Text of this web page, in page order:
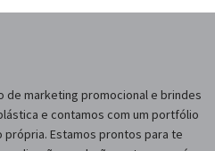
de marketing promocional e brindes
e contamos com um portfólio
Estamos prontos para te